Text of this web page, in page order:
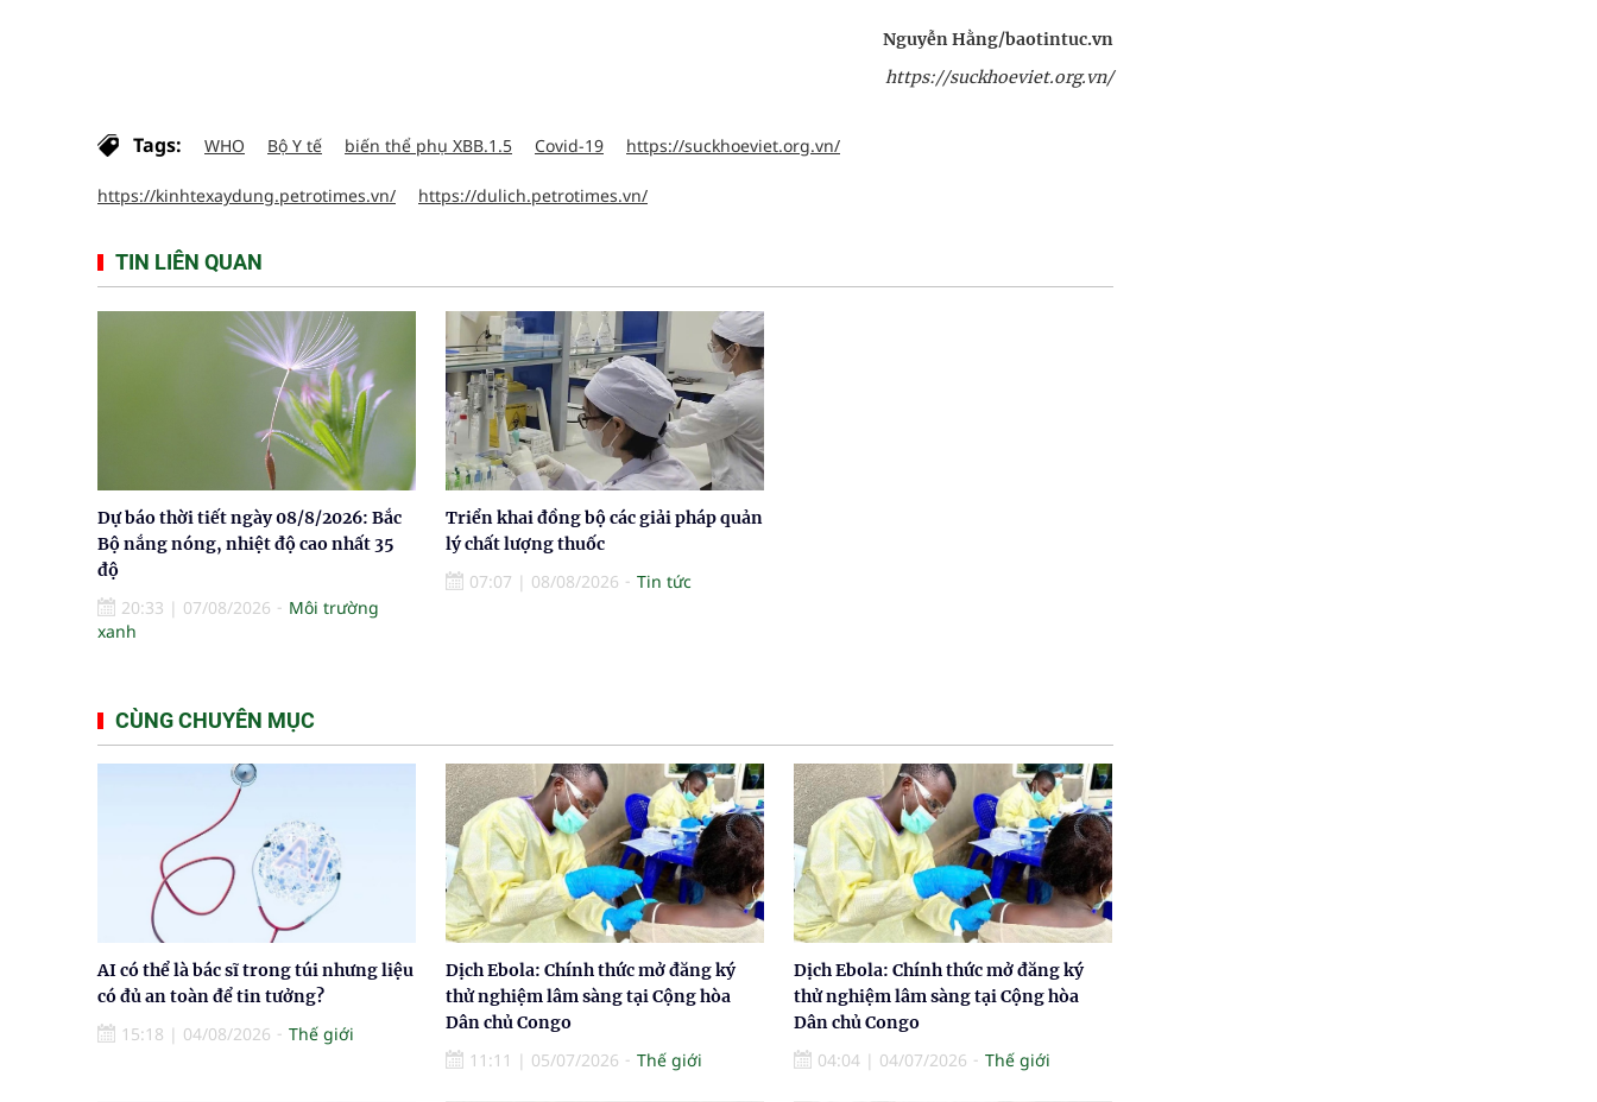
Nguyễn Hằng/baotintuc.vn
https://suckhoeviet.org.vn/
Tags: WHO Bộ Y tế biến thể phụ XBB.1.5 Covid-19 https://suckhoeviet.org.vn/
https://kinhtexaydung.petrotimes.vn/ https://dulich.petrotimes.vn/
TIN LIÊN QUAN
Dự báo thời tiết ngày 08/8/2026: Bắc
Bộ nắng nóng, nhiệt độ cao nhất 35
độ
20:33 | 07/08/2026
Môi trường
xanh
Triển khai đồng bộ các giải pháp quản
lý chất lượng thuốc
07:07 | 08/08/2026 Tin tức
CÙNG CHUYÊN MỤC
AI có thể là bác sĩ trong túi nhưng liệu
có đủ an toàn để tin tưởng?
15:18 | 04/08/2026 Thế giới
Dịch Ebola: Chính thức mở đăng ký
thử nghiệm lâm sàng tại Cộng hòa
Dân chủ Congo
11:11 | 05/07/2026 Thế giới
Dịch Ebola: Chính thức mở đăng ký
thử nghiệm lâm sàng tại Cộng hòa
Dân chủ Congo
04:04 | 04/07/2026 Thế giới